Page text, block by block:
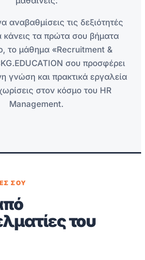
αναβαθμίσεις τις δεξιότητές
κάνεις τα πρώτα σου βήματα
το μάθημα «Recruitment &
σου προσφέρει
γνώση και πρακτικά εργαλεία
στον κόσμο του HR
Management.
ΣΟΥ
του